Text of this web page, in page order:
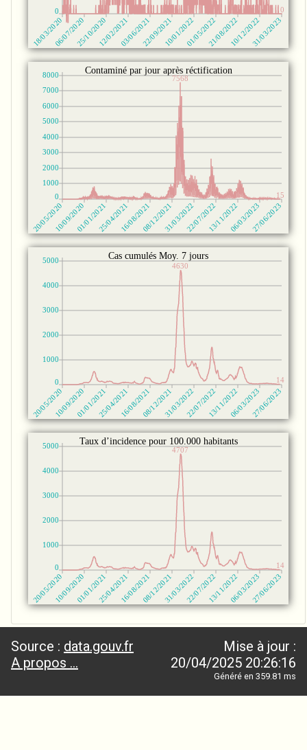
Source : data.gouv.fr
A propos ...
Mise à jour :
20/04/2025 20:26:16
Généré en 359.81 ms